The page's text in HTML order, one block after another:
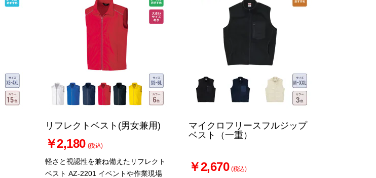
リフレクトベスト(男女兼用)
￥2,180 (税込)
軽さと視認性を兼ね備えたリフレクト
ベスト AZ-2201 イベントや作業現場
マイクロフリースフルジップ
ベスト（一重）
￥2,670 (税込)
カートへ進む